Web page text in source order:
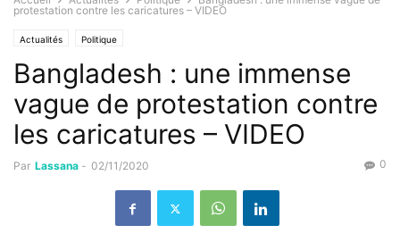
protestation contre les caricatures – VIDEO
Actualités Politique
Bangladesh : une immense
vague de protestation contre
les caricatures – VIDEO
Par Lassana - 02/11/2020 0